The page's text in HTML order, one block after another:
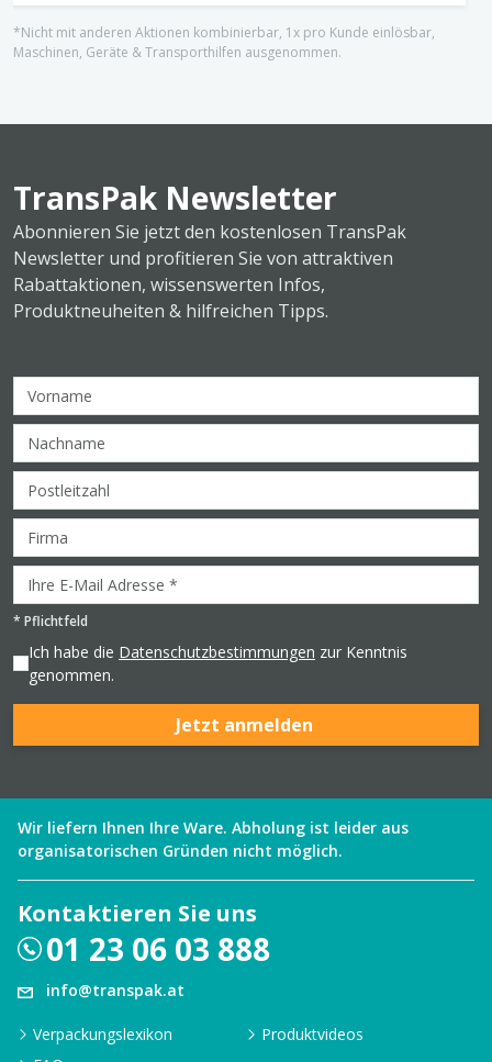
*Nicht mit anderen Aktionen kombinierbar, 1x pro Kunde einlösbar,
Maschinen, Geräte & Transporthilfen ausgenommen.
TransPak Newsletter
Abonnieren Sie jetzt den kostenlosen TransPak
Newsletter und profitieren Sie von attraktiven
Rabattaktionen, wissenswerten Infos,
Produktneuheiten & hilfreichen Tipps.
* Pflichtfeld
Ich habe die Datenschutzbestimmungen zur Kenntnis
genommen.
Jetzt anmelden
Wir liefern Ihnen Ihre Ware. Abholung ist leider aus
organisatorischen Gründen nicht möglich.
Kontaktieren Sie uns
01 23 06 03 888
info@transpak.at
Verpackungslexikon
Produktvideos